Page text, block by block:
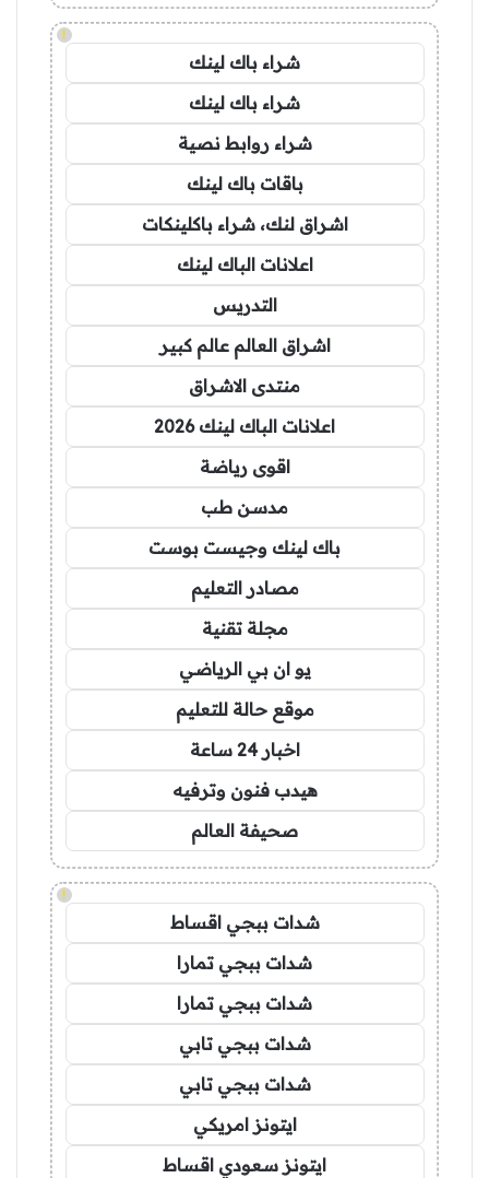
!
شراء باك لينك
شراء باك لينك
شراء روابط نصية
باقات باك لينك
اشراق لنك، شراء باكلينكات
اعلانات الباك لينك
التدريس
اشراق العالم عالم كبير
منتدى الاشراق
اعلانات الباك لينك 2026
اقوى رياضة
مدسن طب
باك لينك وجيست بوست
مصادر التعليم
مجلة تقنية
يو ان بي الرياضي
موقع حالة للتعليم
اخبار 24 ساعة
هيدب فنون وترفيه
صحيفة العالم
!
شدات ببجي اقساط
شدات ببجي تمارا
شدات ببجي تمارا
شدات ببجي تابي
شدات ببجي تابي
ايتونز امريكي
ايتونز سعودي اقساط